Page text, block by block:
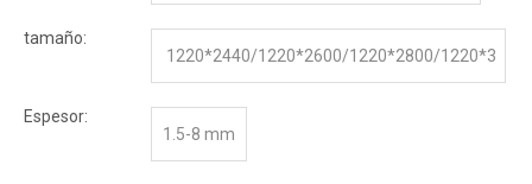
tamaño:
1220*2440/1220*2600/1220*2800/1220*3
Espesor:
1.5-8 mm